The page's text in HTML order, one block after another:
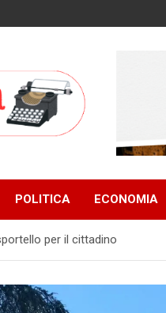
POLITICA ECONOMIA
per il cittadino